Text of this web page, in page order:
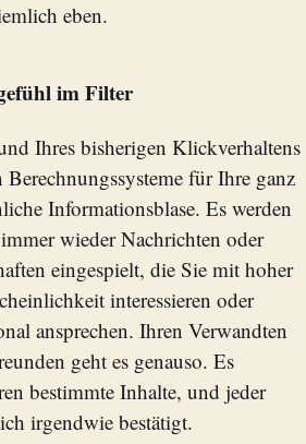
eben.
im Filter
Ihres bisherigen Klickverhaltens
Berechnungssysteme für Ihre ganz
Informationsblase. Es werden
wieder Nachrichten oder
eingespielt, die Sie mit hoher
interessieren oder
ansprechen. Ihren Verwandten
geht es genauso. Es
bestimmte Inhalte, und jeder
irgendwie bestätigt.